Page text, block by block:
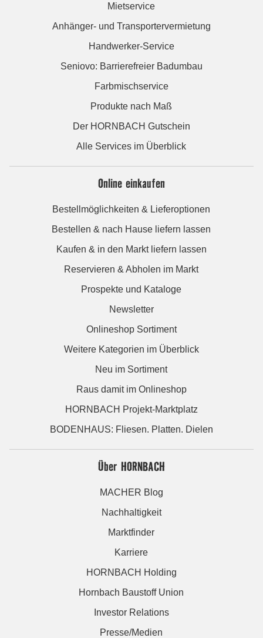
Mietservice
Anhänger- und Transportervermietung
Handwerker-Service
Seniovo: Barrierefreier Badumbau
Farbmischservice
Produkte nach Maß
Der HORNBACH Gutschein
Alle Services im Überblick
Online einkaufen
Bestellmöglichkeiten & Lieferoptionen
Bestellen & nach Hause liefern lassen
Kaufen & in den Markt liefern lassen
Reservieren & Abholen im Markt
Prospekte und Kataloge
Newsletter
Onlineshop Sortiment
Weitere Kategorien im Überblick
Neu im Sortiment
Raus damit im Onlineshop
HORNBACH Projekt-Marktplatz
BODENHAUS: Fliesen. Platten. Dielen
Über HORNBACH
MACHER Blog
Nachhaltigkeit
Marktfinder
Karriere
HORNBACH Holding
Hornbach Baustoff Union
Investor Relations
Presse/Medien